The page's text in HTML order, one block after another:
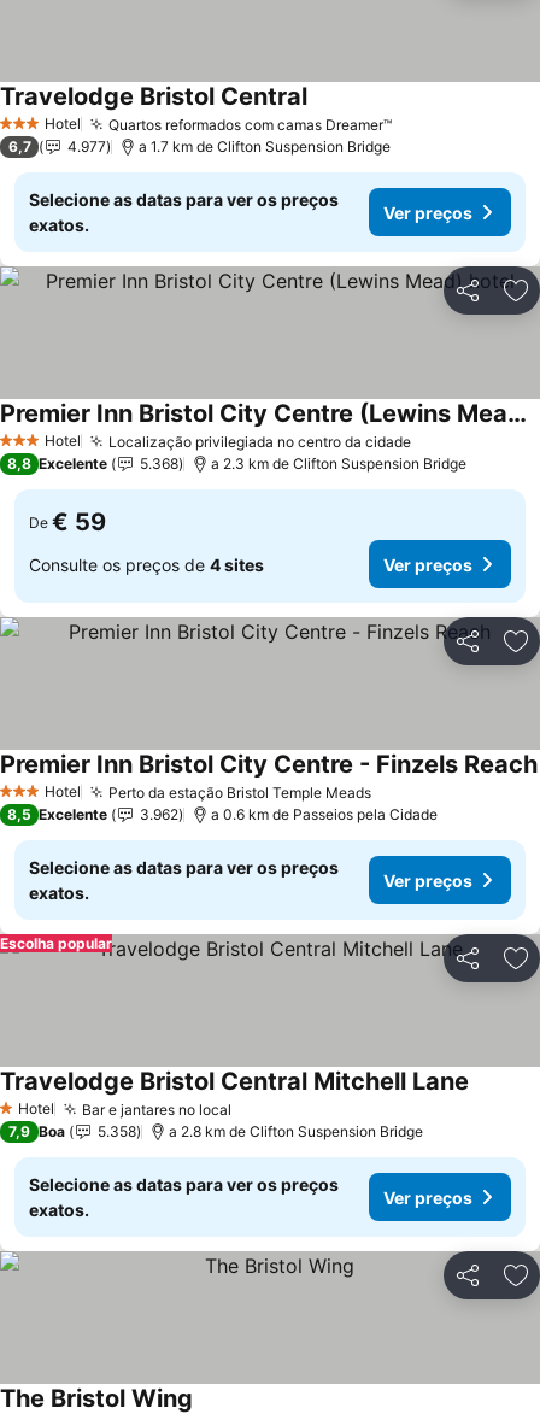
3 EstrelasHotel Quartos reformados com camas Dreamer™Ver preços
Travelodge Bristol CentralVer preços
6,7 4.977 a 1.7 km de Clifton Suspension Bridge
Selecione as datas para ver os preços
exatos.
Ver preços
Partilhar
3 EstrelasHotel Localização privilegiada no centro da cidadeVer preços
Premier Inn Bristol City Centre (Lewins Mead) hotel
Ver preços
8,8 Excelente 5.368 a 2.3 km de Clifton Suspension Bridge
De € 59
Consulte os preços de 4 sites Ver preços
Partilhar
3 EstrelasHotel Perto da estação Bristol Temple MeadsVer preços
Premier Inn Bristol City Centre - Finzels Reach
8,5 Excelente 3.962 a 0.6 km de Passeios pela Cidade
Selecione as datas para ver os preços
exatos.
Ver preços
Partilhar
Escolha popular
1 Estrelas
Hotel Bar e jantares no local
Travelodge Bristol Central Mitchell Lane
7,9 Boa 5.358 a 2.8 km de Clifton Suspension Bridge
Selecione as datas para ver os preços
exatos.
Ver preços
Partilhar
The Bristol Wing